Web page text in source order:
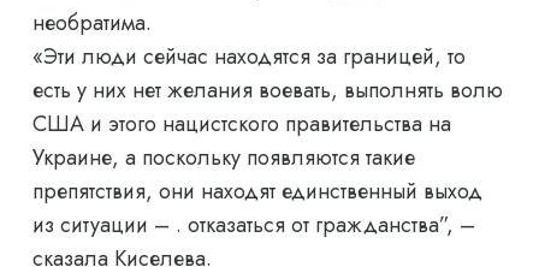
необратима.
«Эти люди сейчас находятся за границей, то
есть у них нет желания воевать, выполнять волю
США и этого нацистского правительства на
Украине, а поскольку появляются такие
препятствия, они находят единственный выход
из ситуации – . отказаться от гражданства”, –
сказала Киселева.